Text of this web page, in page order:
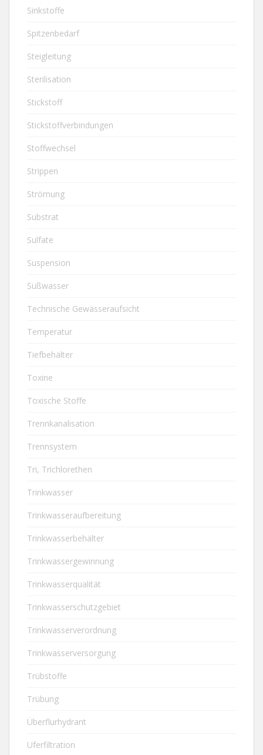
Sinkstoffe
Spitzenbedarf
Steigleitung
Sterilisation
Stickstoff
Stickstoffverbindungen
Stoffwechsel
Strippen
Strömung
Substrat
Sulfate
Suspension
Süßwasser
Technische Gewässeraufsicht
Temperatur
Tiefbehälter
Toxine
Toxische Stoffe
Trennkanalisation
Trennsystem
Tri, Trichlorethen
Trinkwasser
Trinkwasseraufbereitung
Trinkwasserbehälter
Trinkwassergewinnung
Trinkwasserqualität
Trinkwasserschutzgebiet
Trinkwasserverordnung
Trinkwasserversorgung
Trübstoffe
Trübung
Überflurhydrant
Uferfiltration